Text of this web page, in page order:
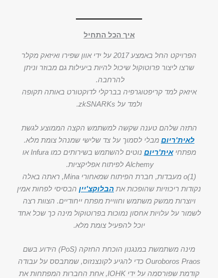
איך הכל התחיל
הפרויקט החל באמצע 2017 על ידי אוון שפירו ואיזאק מקלר
שרצו ליצור פרוטוקול שיכול להיות ביעילות גם מבוזר וניתן
להרחבה.
איזאק למד קריפטוגרפיה בברקלי לדוקטורט באותה תקופה
ולמד על zkSNARKs.
התזה שלהם טענה שקשה למשתמש הקצה הממוצע לגשת
לאית'ריום מבלי לסמוך על צד שלישי שמנהל צומת מלא.
מפתחיאית'ריום
נוטים להשתמש בשירותים כמו Infura או
Alchemy לפיתוח אפליקציות.
o(1) מעבדות, חברת הפיתוח שמאחורי Mina, ראתה באלה
נקודות ריכוזיות שהופכות את הבלוקצ'יין הבסיסי לפחות אמין
ויוצרות ממשק משתמש וחוויית מפתח ייחודיים. הצוות רצה
לשמור על עלויות אחסון נמוכות בפרוטוקול מינה כך שכל אחד
יוכל להפעיל צומת מלא.
מינה משתמשת במנגנון הוכחת החזקה (PoS) הידוע בשם
Ouroboros Praos כדי להגיע לקונצנזוס, שמתבסס על עבודה
קודמת שפורסמה על ידי IOHK, אחת החברות המפתחות את